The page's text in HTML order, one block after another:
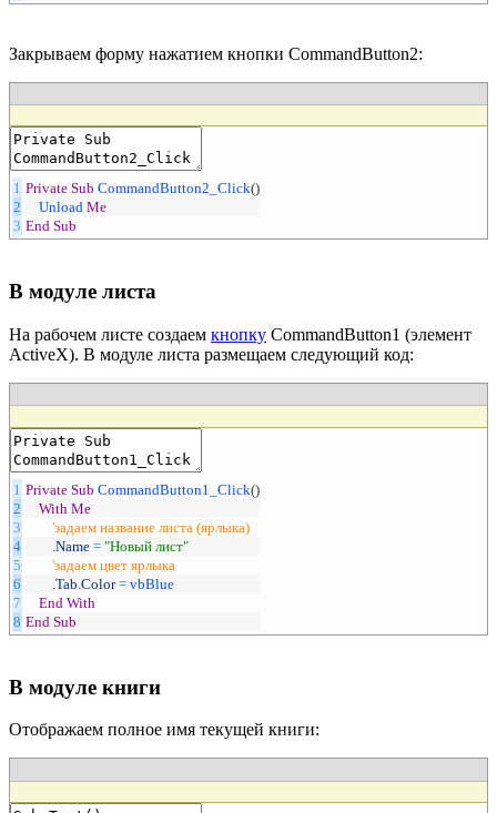
Закрываем форму нажатием кнопки CommandButton2:
1
2
3
Private Sub CommandButton2_Click()
Unload Me
End Sub
В модуле листа
На рабочем листе создаем кнопку CommandButton1 (элемент
ActiveX). В модуле листа размещаем следующий код:
1
2
3
4
5
6
7
8
Private Sub CommandButton1_Click()
With Me
'задаем название листа (ярлыка)
Name = "Новый лист"
'задаем цвет ярлыка
Tab Color = vbBlue
End With
End Sub
В модуле книги
Отображаем полное имя текущей книги: